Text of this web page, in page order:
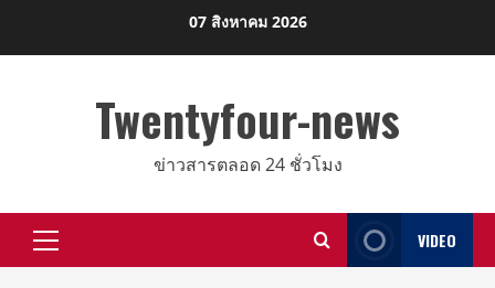
07 สิงหาคม 2026
Twentyfour-news
ข่าวสารตลอด 24 ชั่วโมง
Primary
VIDEO